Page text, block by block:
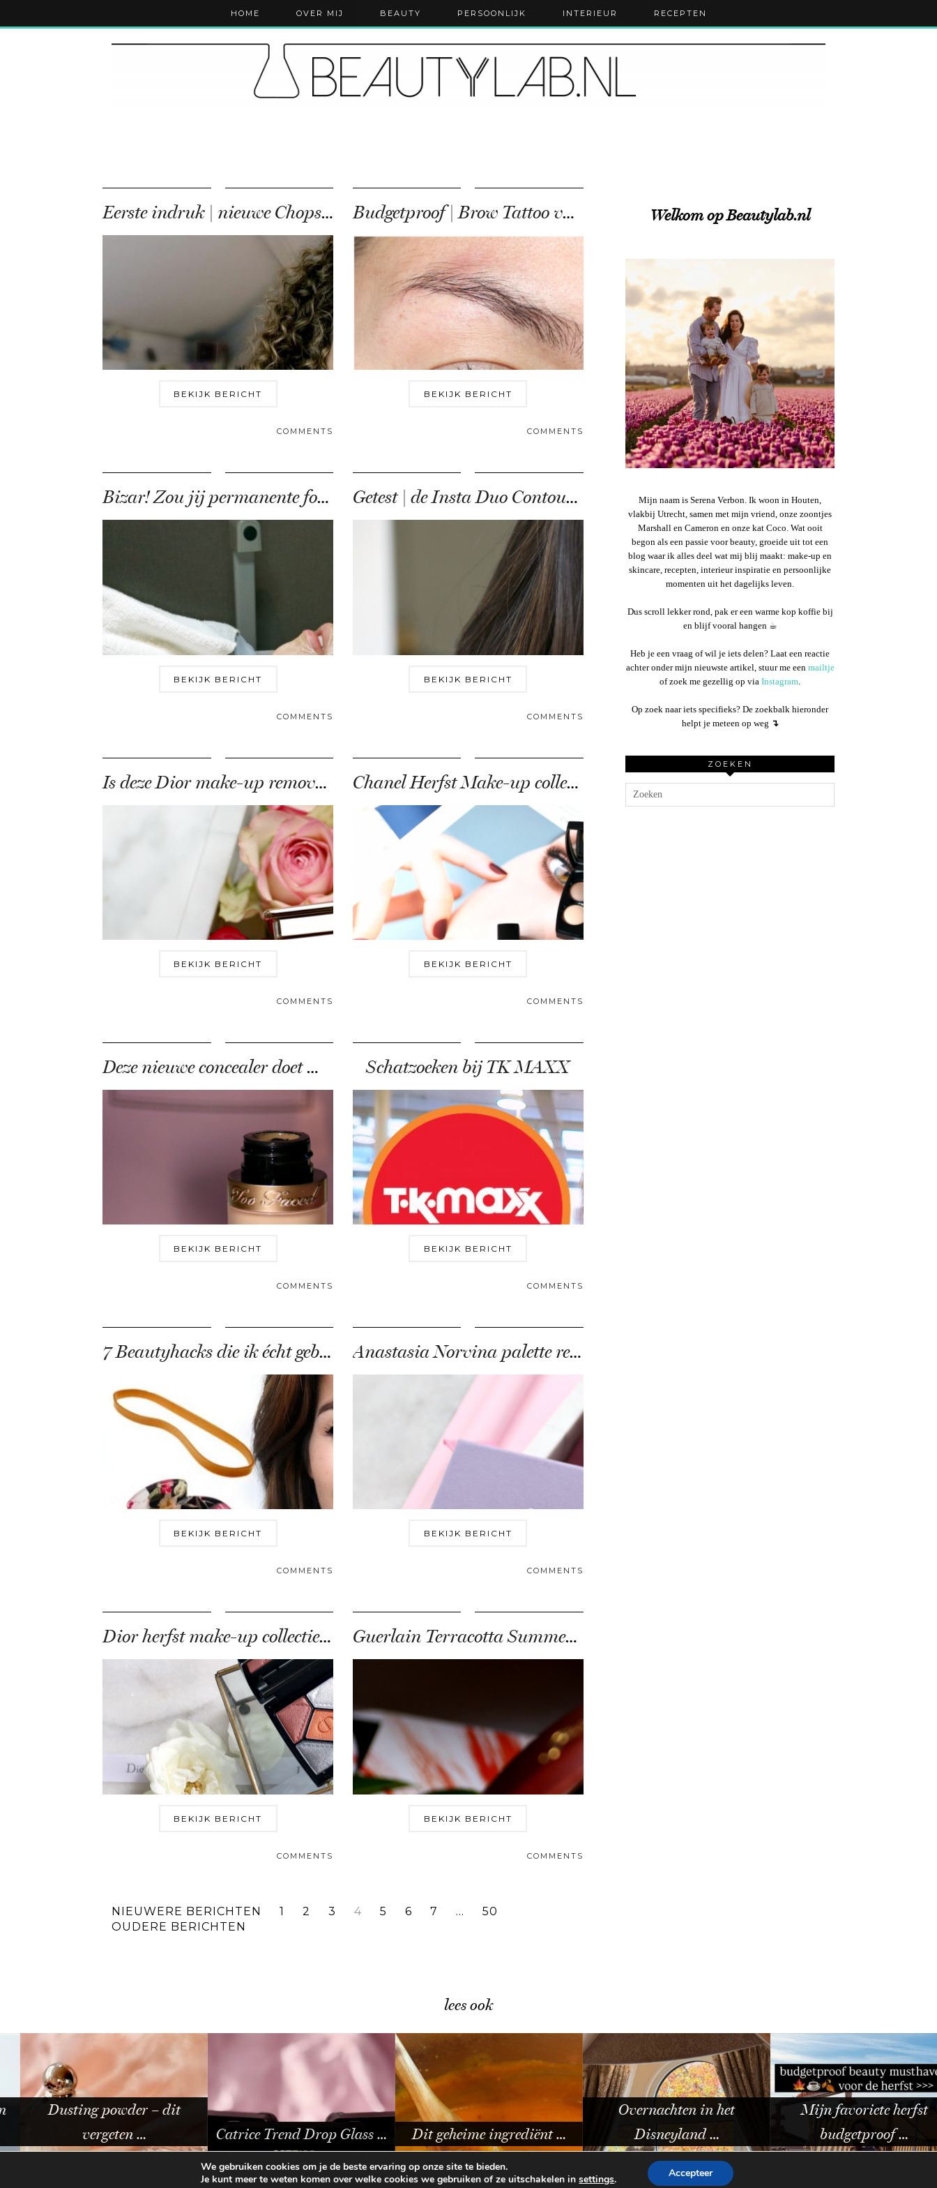
HOME OVER MIJ BEAUTY PERSOONLIJK INTERIEUR RECEPTEN
Eerste indruk | nieuwe Chopstick Curler, Gisou en Charlotte …
BEKIJK BERICHT
COMMENTS
Budgetproof | Brow Tattoo van Kruidvat eigen merk
BEKIJK BERICHT
COMMENTS
Bizar! Zou jij permanente foundation laten tatoeëren?
BEKIJK BERICHT
COMMENTS
Getest | de Insta Duo Contour Stick van Rimmel
BEKIJK BERICHT
COMMENTS
Is deze Dior make-up remover van €83,- zijn …
BEKIJK BERICHT
COMMENTS
Chanel Herfst Make-up collectie 2018 – Apotheosis
BEKIJK BERICHT
COMMENTS
Deze nieuwe concealer doet WONDEREN
BEKIJK BERICHT
COMMENTS
Schatzoeken bij TK MAXX
BEKIJK BERICHT
COMMENTS
7 Beautyhacks die ik écht gebruik
BEKIJK BERICHT
COMMENTS
Anastasia Norvina palette review & swatches
BEKIJK BERICHT
COMMENTS
Dior herfst make-up collectie 2018 review & swatches
BEKIJK BERICHT
COMMENTS
Guerlain Terracotta Summer 2018 review & swatches
BEKIJK BERICHT
COMMENTS
NIEUWERE BERICHTEN 1 2 3 4 5 6 7 …
50
OUDERE BERICHTEN
Welkom op Beautylab.nl
Mijn naam is Serena Verbon. Ik woon in Houten,
vlakbij Utrecht, samen met mijn vriend, onze zoontjes
Marshall en Cameron en onze kat Coco. Wat ooit
begon als een passie voor beauty, groeide uit tot een
blog waar ik alles deel wat mij blij maakt: make-up en
skincare, recepten, interieur inspiratie en persoonlijke
momenten uit het dagelijks leven.
Dus scroll lekker rond, pak er een warme kop koffie bij
en blijf vooral hangen ☕︎
Heb je een vraag of wil je iets delen? Laat een reactie
achter onder mijn nieuwste artikel, stuur me een mailtje
of zoek me gezellig op via Instagram.
Op zoek naar iets specifieks? De zoekbalk hieronder
helpt je meteen op weg ↴
ZOEKEN
lees ook
Dusting powder – dit
vergeten …
Catrice Trend Drop Glass … Dit geheime ingrediënt …
Overnachten in het
Disneyland …
Mijn favoriete herfst
budgetproof …
BEAUTYLAB.NL FAQ ALGEMENE VOORWAARDEN WORDPRESS THEME BY
We gebruiken cookies om je de beste ervaring op onze site te bieden.
Je kunt meer te weten komen over welke cookies we gebruiken of ze uitschakelen insettings. Accepteer